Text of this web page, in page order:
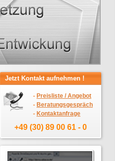
Jetzt Kontakt aufnehmen !
- Preisliste / Angebot
- Beratungsgespräch
- Kontaktanfrage
+49 (30) 89 00 61 - 0